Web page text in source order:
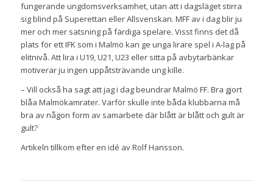
fungerande ungdomsverksamhet, utan att i dagsläget stirra
sig blind på Superettan eller Allsvenskan. MFF av i dag blir ju
mer och mer satsning på färdiga spelare. Visst finns det då
plats för ett IFK som i Malmö kan ge unga lirare spel i A-lag på
elitnivå. Att lira i U19, U21, U23 eller sitta på avbytarbänkar
motiverar ju ingen uppåtsträvande ung kille.
– Vill också ha sagt att jag i dag beundrar Malmö FF. Bra gjort
blåa Malmökamrater. Varför skulle inte båda klubbarna må
bra av någon form av samarbete där blått är blått och gult är
gult?
Artikeln tillkom efter en idé av Rolf Hansson.